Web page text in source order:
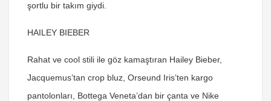
şortlu bir takım giydi.
HAILEY BIEBER
Rahat ve cool stili ile göz kamaştıran Hailey Bieber,
Jacquemus’tan crop bluz, Orseund Iris’ten kargo
pantolonları, Bottega Veneta’dan bir çanta ve Nike